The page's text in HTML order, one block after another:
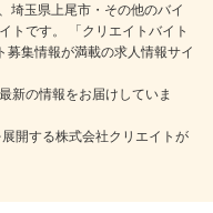
埼玉県上尾市・その他のバイ
トです。 「クリエイトバイト
集情報が満載の求人情報サイ
新の情報をお届けしていま
開する株式会社クリエイトが